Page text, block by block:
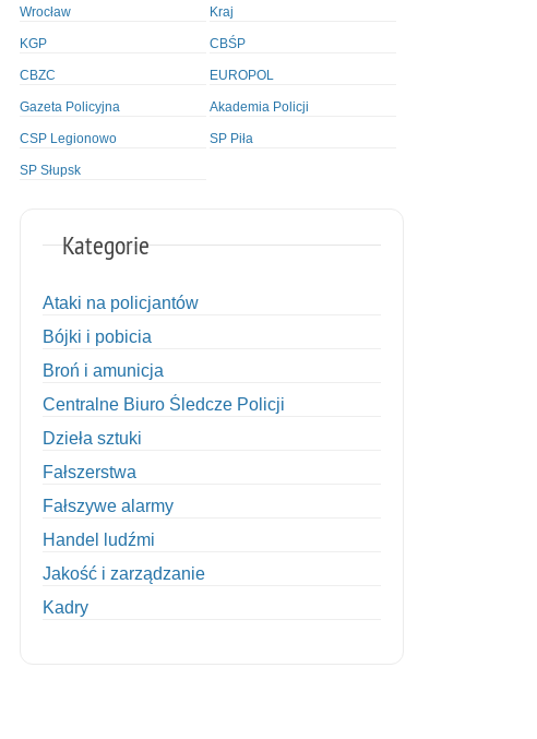
Wrocław Kraj
KGP CBŚP
CBZC EUROPOL
Gazeta Policyjna Akademia Policji
CSP Legionowo SP Piła
SP Słupsk
Kategorie
Ataki na policjantów
Bójki i pobicia
Broń i amunicja
Centralne Biuro Śledcze Policji
Dzieła sztuki
Fałszerstwa
Fałszywe alarmy
Handel ludźmi
Jakość i zarządzanie
Kadry